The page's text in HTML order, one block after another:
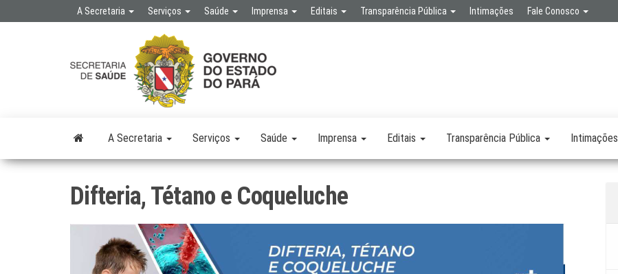
to
A Secretaria Serviços Saúde Imprensa Editais Transparência Pública Intimações Fale Conosco
A Secretaria Serviços Saúde Imprensa Editais Transparência Pública Intimações
Difteria, Tétano e Coqueluche